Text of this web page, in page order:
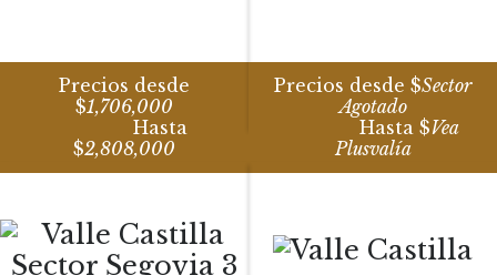
Precios desde
$1,706,000
Hasta
$2,808,000
Precios desde $Sector
Agotado
Hasta $Vea
Plusvalía